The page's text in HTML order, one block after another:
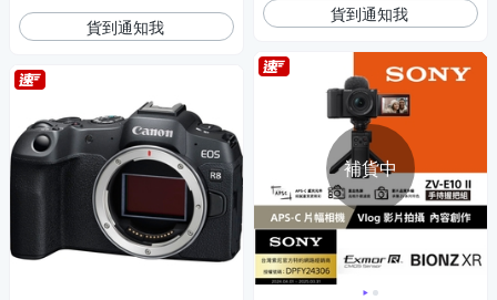
貨到通知我
貨到通知我
補貨中